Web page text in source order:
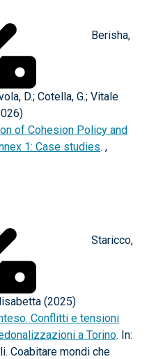
Berisha,
D.; Cotella, G.; Vitale
of Cohesion Policy and
1: Case studies. ,
Staricco,
(2025)
Conflitti e tensioni
a Torino. In:
Coabitare mondi che